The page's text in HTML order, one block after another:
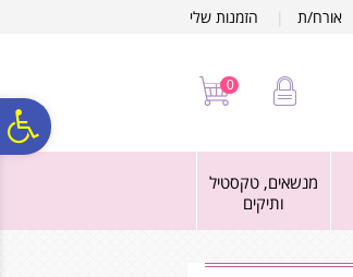
אורח/ת הזמנות שלי
0
מנשאים, טקסטיל
ותיקים